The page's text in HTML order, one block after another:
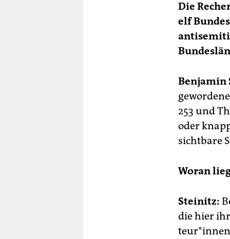
Die
elf
Benjamin
253 und
oder
sichtbare
Woran
Steinitz:
die hier